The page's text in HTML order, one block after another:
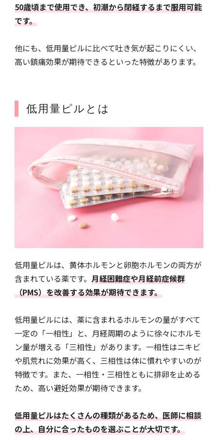
50歳頃まで使用でき、初潮から閉経するまで服用可能
です。
他にも、低用量ピルに比べて吐き気が起こりにくい、
高い鎮痛効果が期待できるといった特徴があります。
低用量ピルとは
低用量ピルは、黄体ホルモンと卵胞ホルモンの両方が
含まれている薬です。 月経困難症や月経前症候群
（PMS）を改善する効果が期待できます。
低用量ピルには、薬に含まれるホルモンの量がすべて
一定の「一相性」と、月経周期のように徐々にホルモ
ン量が増える「三相性」があります。一相性はニキビ
や肌荒れに効果が高く、三相性は体に慣れやすいのが
特徴です。また、一相性・三相性ともに排卵を止める
ため、高い避妊効果が期待できます。
低用量ピルはたくさんの種類があるため、医師に相談
の上、自分に合ったものを選ぶことが大切です。